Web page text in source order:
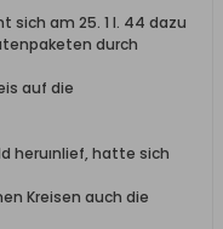
sich am 25. 1 l. 44 dazu
durch
auf die
heruınlief, hatte sich
Kreisen auch die